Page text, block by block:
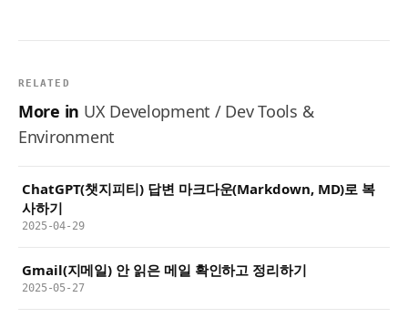
RELATED
More in UX Development / Dev Tools &
Environment
ChatGPT(챗지피티) 답변 마크다운(Markdown, MD)로 복
사하기
2025-04-29
Gmail(지메일) 안 읽은 메일 확인하고 정리하기
2025-05-27